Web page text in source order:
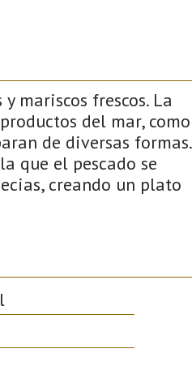
mariscos frescos. La
del mar, como
de diversas formas.
que el pescado se
creando un plato